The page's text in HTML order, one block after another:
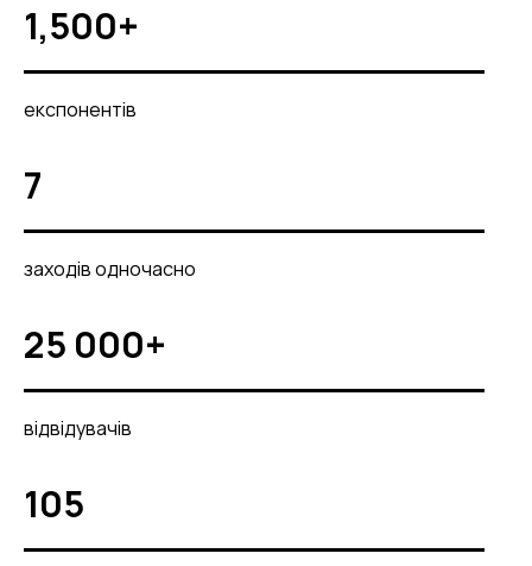
1,500+
експонентів
7
заходів одночасно
25 000+
відвідувачів
105